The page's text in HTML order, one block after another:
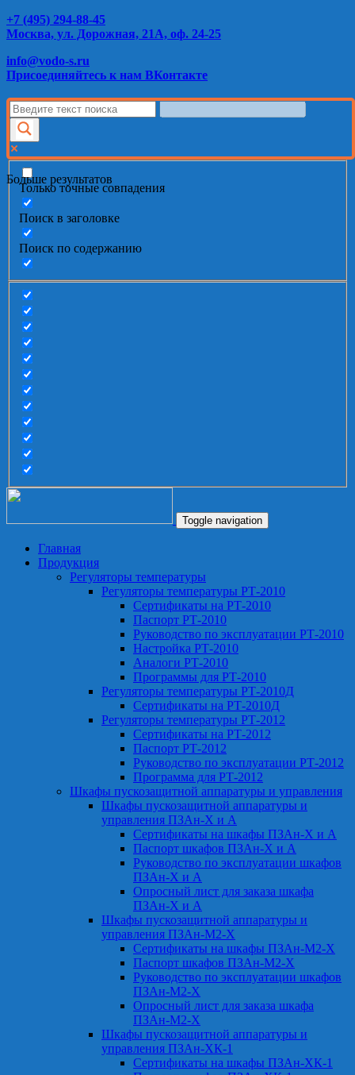
+7 (495) 294-88-45
Москва, ул. Дорожная, 21А, оф. 24-25
info@vodo-s.ru
Присоединяйтесь к нам ВКонтакте
Больше результатов
Только точные совпадения
Поиск в заголовке
Поиск по содержанию
Toggle navigation
Главная
Продукция
Регуляторы температуры
Регуляторы температуры РТ-2010
Сертификаты на РТ-2010
Паспорт РТ-2010
Руководство по эксплуатации РТ-2010
Настройка РТ-2010
Аналоги РТ-2010
Программы для РТ-2010
Регуляторы температуры РТ-2010Д
Сертификаты на РТ-2010Д
Регуляторы температуры РТ-2012
Сертификаты на РТ-2012
Паспорт РТ-2012
Руководство по эксплуатации РТ-2012
Программа для РТ-2012
Шкафы пускозащитной аппаратуры и управления
Шкафы пускозащитной аппаратуры и
управления ПЗАн-Х и А
Сертификаты на шкафы ПЗАн-Х и А
Паспорт шкафов ПЗАн-Х и А
Руководство по эксплуатации шкафов
ПЗАн-Х и А
Опросный лист для заказа шкафа
ПЗАн-Х и А
Шкафы пускозащитной аппаратуры и
управления ПЗАн-М2-Х
Сертификаты на шкафы ПЗАн-М2-Х
Паспорт шкафов ПЗАн-М2-Х
Руководство по эксплуатации шкафов
ПЗАн-М2-Х
Опросный лист для заказа шкафа
ПЗАн-М2-Х
Шкафы пускозащитной аппаратуры и
управления ПЗАн-ХК-1
Сертификаты на шкафы ПЗАн-ХК-1